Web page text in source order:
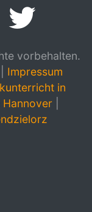
vorbehalten.
Impressum
in